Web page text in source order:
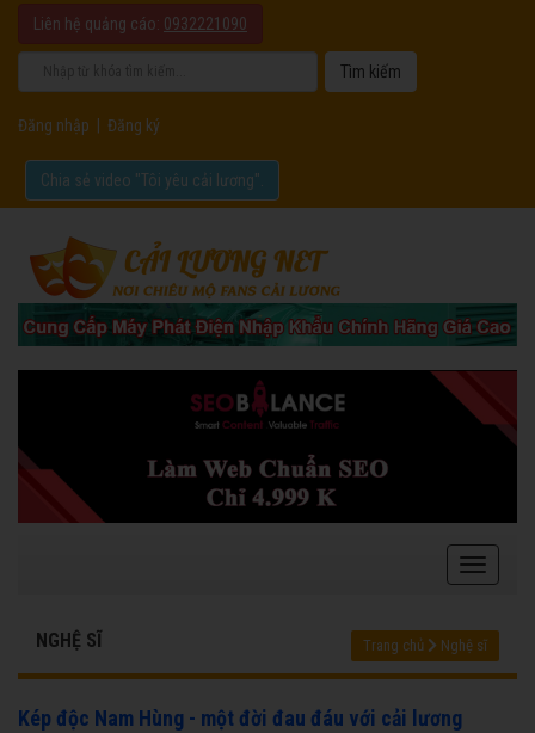
Liên hệ quảng cáo: 0932221090
Đăng nhập Đăng ký
Chia sẻ video "Tôi yêu cải lương".
NGHỆ SĨ Trang chủ Nghệ sĩ
Kép độc Nam Hùng - một đời đau đáu với cải lương